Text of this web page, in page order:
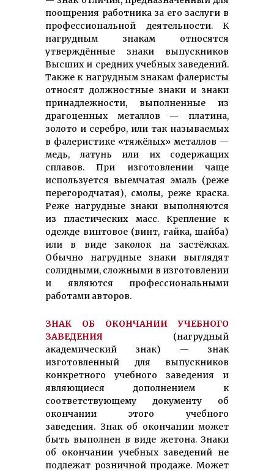
поощрения работника за его заслуги в
профес­сиональной деятельности. К
нагрудным знакам относятся
утверждённые знаки выпускников
Высших и средних учебных заведений.
Также к нагрудным знакам фалеристы
относят должностные знаки и знаки
принадлежности, выпол­ненные из
драгоценных металлов — платина,
золото и серебро, или так называемых
в фалеристике «тяжёлых» металлов —
медь, латунь или их содержащих
сплавов. При изготовлении чаще
используется выемчатая эмаль (реже
перегородчатая), смолы, реже краска.
Реже нагрудные знаки выполняются
из пластических масс. Крепление к
одежде винтовое (винт, гайка, шайба)
или в виде заколок на застёжках.
Обычно нагрудные знаки выглядят
солидными, сложными в изготовлении
и являются профессиональными
работами авторов.
ЗНАК ОБ ОКОНЧАНИИ УЧЕБНОГО
ЗАВЕДЕНИЯ (нагрудный
академический знак) — знак
изготовленный для выпускников
конкретного учебного заведения и
являющиеся дополнением к
соответствующему документу об
окончании этого учебного
заведения. Знак об окончании может
быть выполнен в виде жетона. Знаки
об окончании учебных заведений не
подлежат розничной продаже. Может